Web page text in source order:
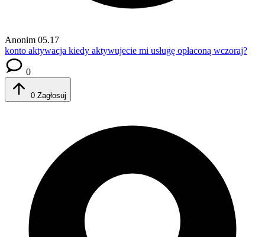
Anonim 05.17
konto aktywacja kiedy aktywujecie mi usługę opłaconą wczoraj?
0
0 Zagłosuj